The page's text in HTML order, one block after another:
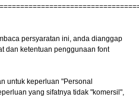
persyaratan ini, anda dianggap
dan ketentuan penggunaan font
untuk keperluan "Personal
yang sifatnya tidak "komersil",